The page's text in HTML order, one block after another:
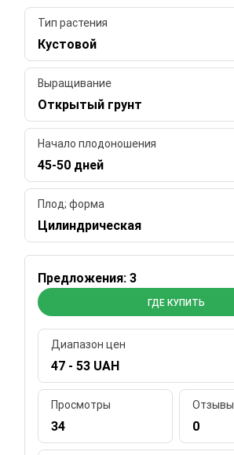
Тип растения
Кустовой
Выращивание
Открытый грунт
Начало плодоношения
45-50 дней
Плод; форма
Цилиндрическая
Предложения: 3
ГДЕ КУПИТЬ
Диапазон цен
47 - 53 UAH
Просмотры
34
Отзывы
0